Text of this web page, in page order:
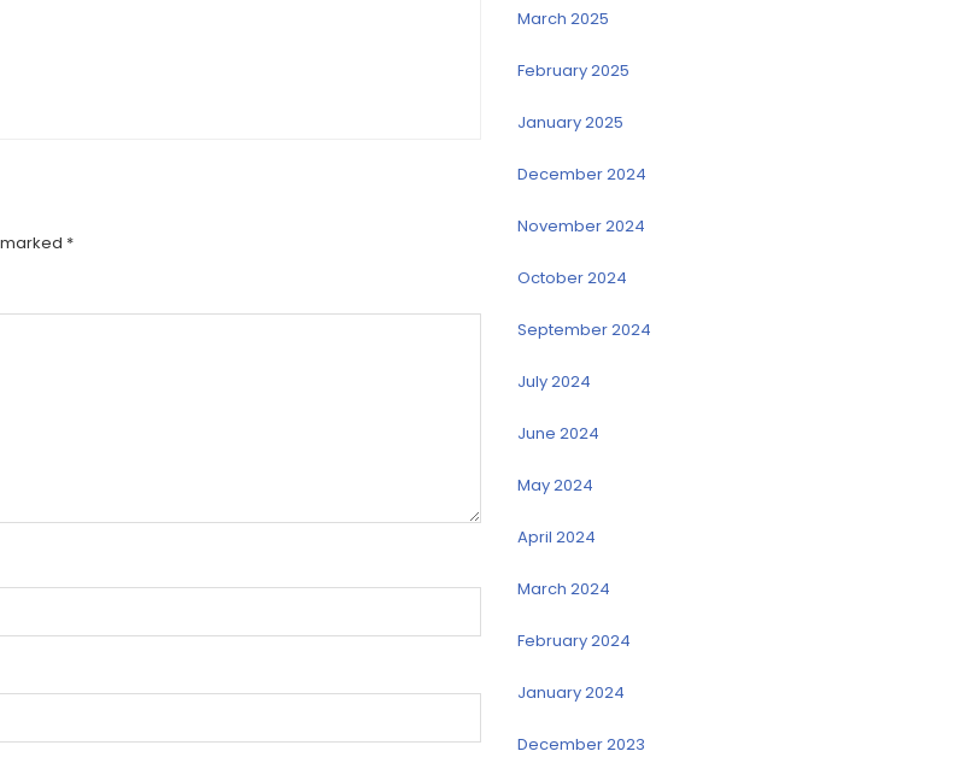
*
March 2025
February 2025
January 2025
December 2024
November 2024
October 2024
September 2024
July 2024
June 2024
May 2024
April 2024
March 2024
February 2024
January 2024
December 2023